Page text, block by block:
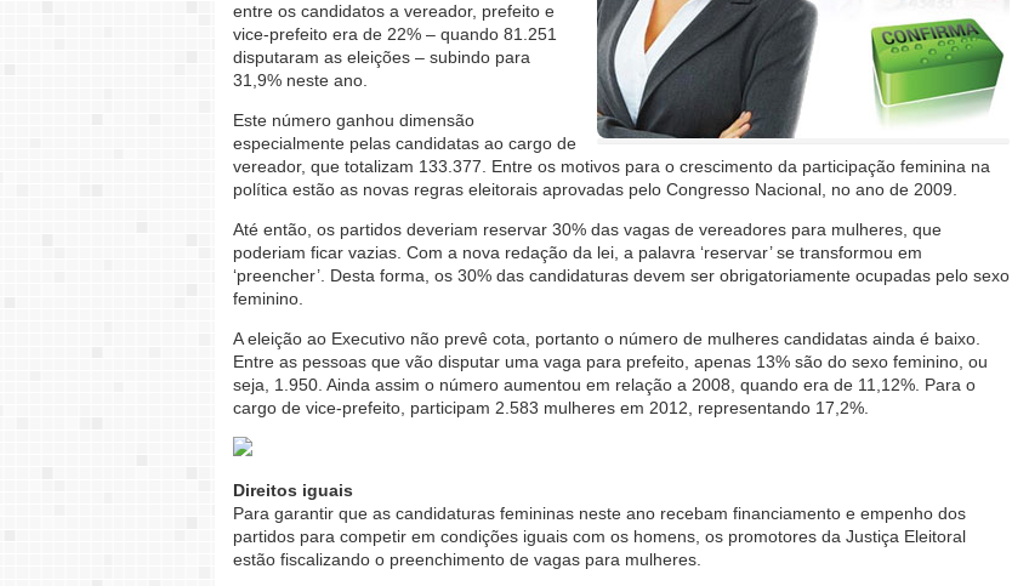
entre os candidatos a vereador, prefeito e
vice-prefeito era de 22% – quando 81.251
disputaram as eleições – subindo para
31,9% neste ano.
Este número ganhou dimensão
especialmente pelas candidatas ao cargo de
vereador, que totalizam 133.377. Entre os motivos para o crescimento da participação feminina na
política estão as novas regras eleitorais aprovadas pelo Congresso Nacional, no ano de 2009.
Até então, os partidos deveriam reservar 30% das vagas de vereadores para mulheres, que
poderiam ficar vazias. Com a nova redação da lei, a palavra ‘reservar’ se transformou em
‘preencher’. Desta forma, os 30% das candidaturas devem ser obrigatoriamente ocupadas pelo sexo
feminino.
A eleição ao Executivo não prevê cota, portanto o número de mulheres candidatas ainda é baixo.
Entre as pessoas que vão disputar uma vaga para prefeito, apenas 13% são do sexo feminino, ou
seja, 1.950. Ainda assim o número aumentou em relação a 2008, quando era de 11,12%. Para o
cargo de vice-prefeito, participam 2.583 mulheres em 2012, representando 17,2%.
Direitos iguais
Para garantir que as candidaturas femininas neste ano recebam financiamento e empenho dos
partidos para competir em condições iguais com os homens, os promotores da Justiça Eleitoral
estão fiscalizando o preenchimento de vagas para mulheres.